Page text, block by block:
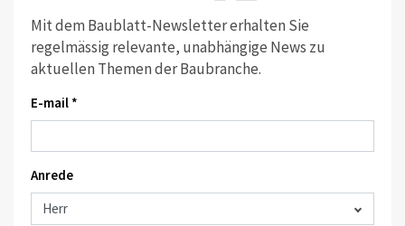
Mit dem Baublatt-Newsletter erhalten Sie
regelmässig relevante, unabhängige News zu
aktuellen Themen der Baubranche.
E-mail *
Anrede